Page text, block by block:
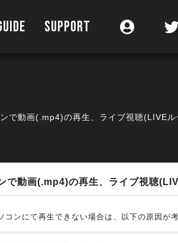
SUPPORT
で動画(.mp4)の再生、ライブ視聴(LIVEル
で動画(.mp4)の再生、ライブ視聴
コンにて再生できない場合は、以下の原因が